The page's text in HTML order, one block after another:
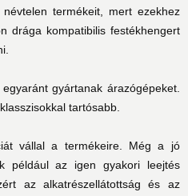
termékeit, mert ezekhez
drága kompatibilis festékhengert
gyártanak árazógépeket.
tartósabb.
vállal a termékeire. Még a jó
például az igen gyakori leejtés
az alkatrészellátottság és az